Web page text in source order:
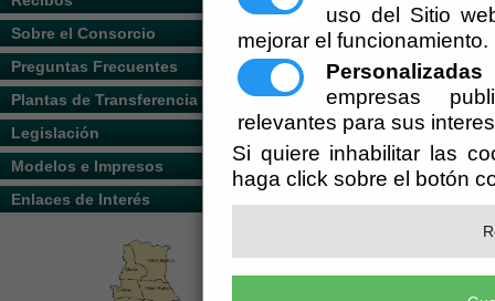
uso del Sitio
mejorar el funcionamiento.
Personalizadas
empresas
relevantes para sus
Si quiere inhabilitar las
haga click sobre el botón
Sobre el Consorcio
Preguntas Frecuentes
Plantas de Transferencia
Legislación
Modelos e Impresos
Enlaces de Interés
(See attached file: Estatutos.pdf)
Anexos
Publicación Estatutos Consorcio
PUBLICACION BOP ORDENANZA